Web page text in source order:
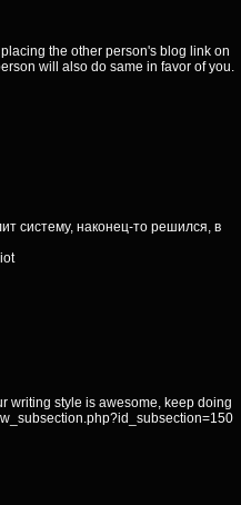
the other person's blog link on
will also do same in favor of you.
систему, наконец-то решился, в
writing style is awesome, keep doing